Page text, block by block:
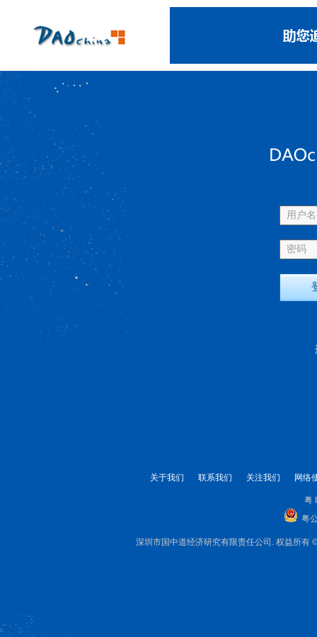
用户
密码
关于我们 联系我们 关注我们 网络
粤
粤
深圳市国中道经济研究有限责任公司. 权益所